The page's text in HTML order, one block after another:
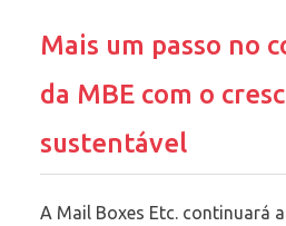
Mais um passo no
da MBE com o
sustentável
A Mail Boxes Etc. continuará